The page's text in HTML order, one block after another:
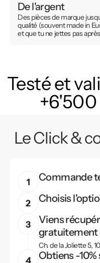
De l'argent
Des pièces de marque
qualité (souvent made in
et que tu ne jettes pas
Testé et
Le Click &
Commande
Choisis
Viens
gratuitement
Ch. de la Joliette 5,
Obtiens -